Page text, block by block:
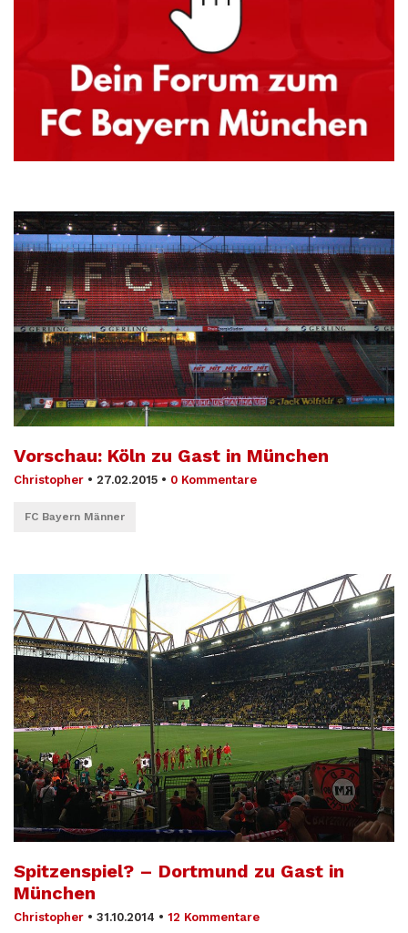
Vorschau: Köln zu Gast in München
Christopher • 27.02.2015 • 0 Kommentare
FC Bayern Männer
Spitzenspiel? – Dortmund zu Gast in
München
Christopher • 31.10.2014 • 12 Kommentare